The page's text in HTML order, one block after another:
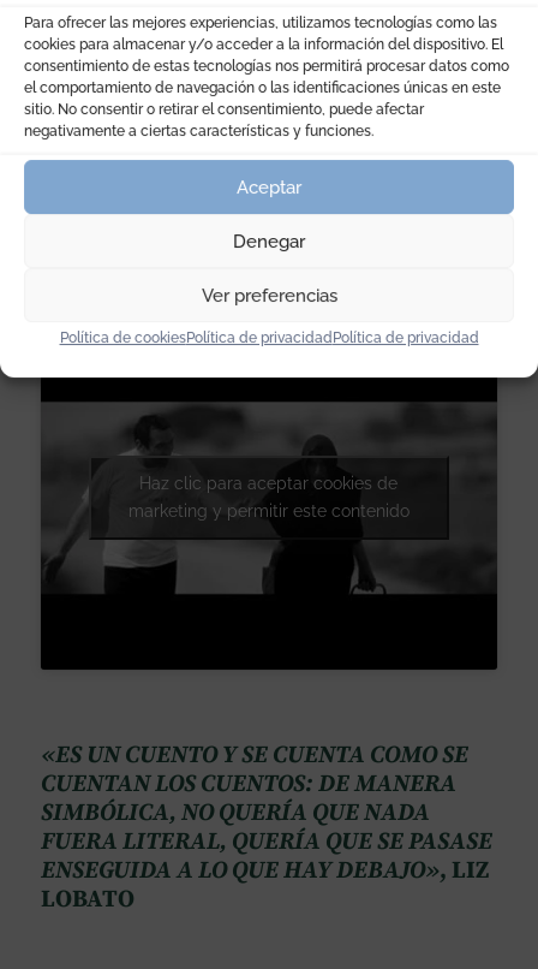
Para ofrecer las mejores experiencias, utilizamos tecnologías como las
cookies para almacenar y/o acceder a la información del dispositivo. El
consentimiento de estas tecnologías nos permitirá procesar datos como
el comportamiento de navegación o las identificaciones únicas en este
sitio. No consentir o retirar el consentimiento, puede afectar
negativamente a ciertas características y funciones.
Aceptar
Denegar
Ver preferencias
Política de cookiesPolítica de privacidad Política de privacidad
El pueblo manchego donde viven está arruinado
por la ludopatía de sus habitantes y sus
gobernantes, que deciden venderlo. Todos se
resignan a la venta forzada, pero la casa y la
laguna de Rosario están en medio del municipio.
Un drama surrealista en blanco y negro con
mucho humor manchego que recupera la
esencia de la España rural.
Haz clic para aceptar cookies de
marketing y permitir este contenido
«ES UN CUENTO Y SE CUENTA COMO SE
CUENTAN LOS CUENTOS: DE MANERA
SIMBÓLICA, NO QUERÍA QUE NADA
FUERA LITERAL, QUERÍA QUE SE PASASE
ENSEGUIDA A LO QUE HAY DEBAJO», LIZ
LOBATO